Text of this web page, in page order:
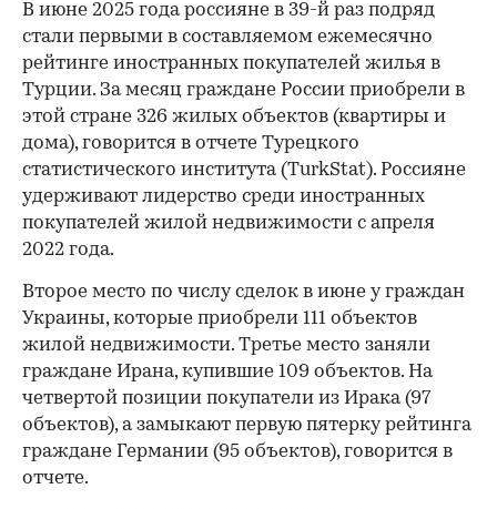
В июне 2025 года россияне в 39-й раз подряд
стали первыми в составляемом ежемесячно
рейтинге иностранных покупателей жилья в
Турции. За месяц граждане России приобрели в
этой стране 326 жилых объектов (квартиры и
дома), говорится в отчете Турецкого
статистического института (TurkStat). Россияне
удерживают лидерство среди иностранных
покупателей жилой недвижимости с апреля
2022 года.
Второе место по числу сделок в июне у граждан
Украины, которые приобрели 111 объектов
жилой недвижимости. Третье место заняли
граждане Ирана, купившие 109 объектов. На
четвертой позиции покупатели из Ирака (97
объектов), а замыкают первую пятерку рейтинга
граждане Германии (95 объектов), говорится в
отчете.